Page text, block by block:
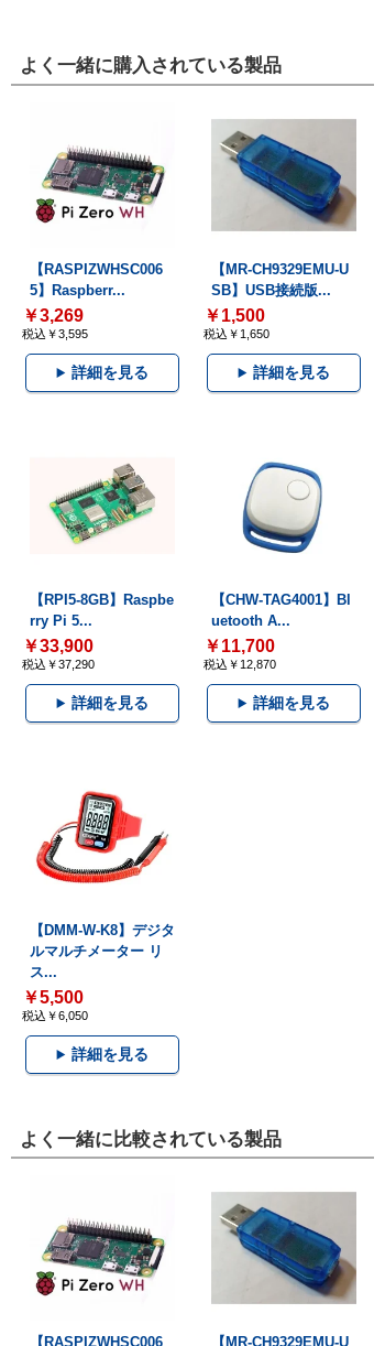
よく一緒に購入されている製品
【RASPIZWHSC006
5】Raspberr...
￥3,269
税込￥3,595
詳細を見る
【MR-CH9329EMU-U
SB】USB接続版...
￥1,500
税込￥1,650
詳細を見る
【RPI5-8GB】Raspbe
rry Pi 5...
￥33,900
税込￥37,290
詳細を見る
【CHW-TAG4001】Bl
uetooth A...
￥11,700
税込￥12,870
詳細を見る
【DMM-W-K8】デジタ
ルマルチメーター リ
ス...
￥5,500
税込￥6,050
詳細を見る
よく一緒に比較されている製品
【RASPIZWHSC006 【MR-CH9329EMU-U